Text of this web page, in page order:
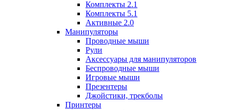
Комплекты 2.1
Комплекты 5.1
Активные 2.0
Манипуляторы
Проводные мыши
Рули
Аксессуары для манипуляторов
Беспроводные мыши
Игровые мыши
Презентеры
Джойстики, трекболы
Принтеры